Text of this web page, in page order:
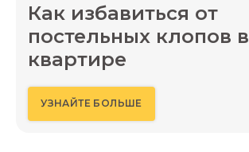
Как избавиться от
постельных клопов в
квартире
УЗНАЙТЕ БОЛЬШЕ